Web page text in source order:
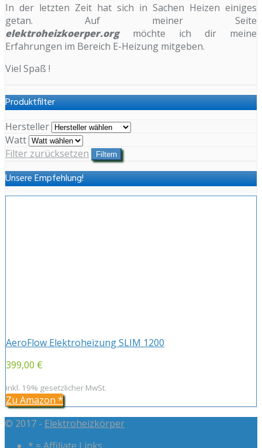
In der letzten Zeit hat sich in Sachen Heizen einiges
getan. Auf meiner Seite
elektroheizkoerper.orgmöchte ich dir meine
Erfahrungen im Bereich E-Heizung mitgeben.
Viel Spaß !
Produktfilter
Hersteller
Watt
Filter zurücksetzen
Filtern
Unsere Empfehlung!
AeroFlow Elektroheizung SLIM 1200
399,00 €
inkl. 19% gesetzlicher MwSt.
Zu Amazon *
© 2017 - Elektroheizkörper